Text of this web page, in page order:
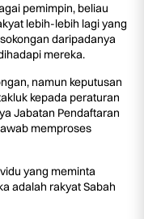
pemimpin, beliau
lebih-lebih lagi yang
daripadanya
mereka.
namun keputusan
kepada peraturan
Jabatan Pendaftaran
memproses
yang meminta
adalah rakyat Sabah